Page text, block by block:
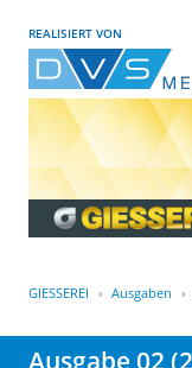
REALISIERT VON
GIESSEREI Ausgaben
Ausgabe 02